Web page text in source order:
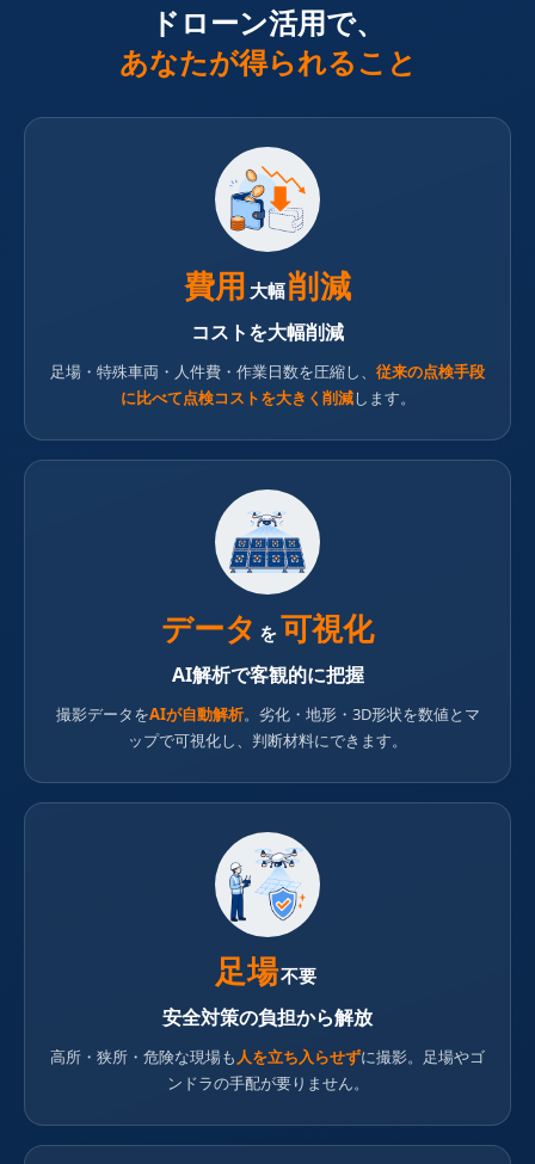
ドローン活用で、
あなたが得られること
費用 大幅削減
コストを大幅削減
足場・特殊車両・人件費・作業日数を圧縮し、 従来の点検手段
に比べて点検コストを大きく削減します。
データ を可視化
AI解析で客観的に把握
撮影データをAIが自動解析。劣化・地形・3D形状を数値とマ
ップで可視化し、判断材料にできます。
足場不要
安全対策の負担から解放
高所・狭所・危険な現場も人を立ち入らせずに撮影。足場やゴ
ンドラの手配が要りません。